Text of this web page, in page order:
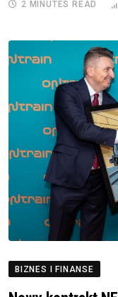
2 MINUTES READ
BIZNES I FINANSE